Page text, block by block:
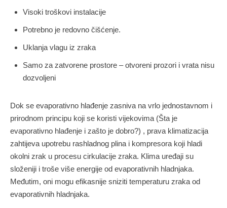
Visoki troškovi instalacije
Potrebno je redovno čišćenje.
Uklanja vlagu iz zraka
Samo za zatvorene prostore – otvoreni prozori i vrata nisu
dozvoljeni
Dok se evaporativno hlađenje zasniva na vrlo jednostavnom i
prirodnom principu koji se koristi vijekovima (Šta je
evaporativno hlađenje i zašto je dobro?) , prava klimatizacija
zahtijeva upotrebu rashladnog plina i kompresora koji hladi
okolni zrak u procesu cirkulacije zraka. Klima uređaji su
složeniji i troše više energije od evaporativnih hladnjaka.
Međutim, oni mogu efikasnije sniziti temperaturu zraka od
evaporativnih hladnjaka.